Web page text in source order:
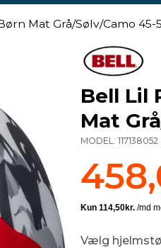
Mat Grå/Sølv/Camo 45-
Bell Lil
Mat
MODEL:117138052
Vælg